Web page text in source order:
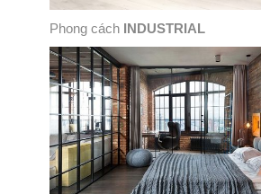
Phong cách INDUSTRIAL